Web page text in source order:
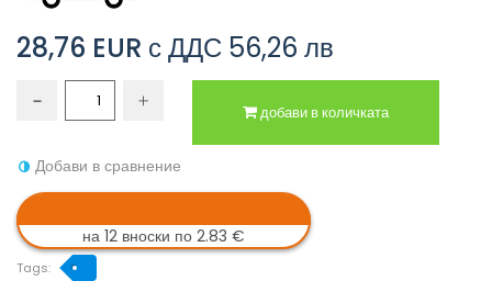
28,76 EUR с ДДС 56,26 лв
добави в количката
Добави в сравнение
на 12 вноски по 2.83 €
Tags: